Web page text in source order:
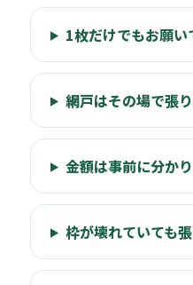
1枚だけでもお願い
網戸はその場で張
金額は事前に分か
枠が壊れていても